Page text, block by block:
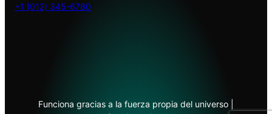
+1 (012) 345-6780
Funciona gracias a la fuerza propia del universo |